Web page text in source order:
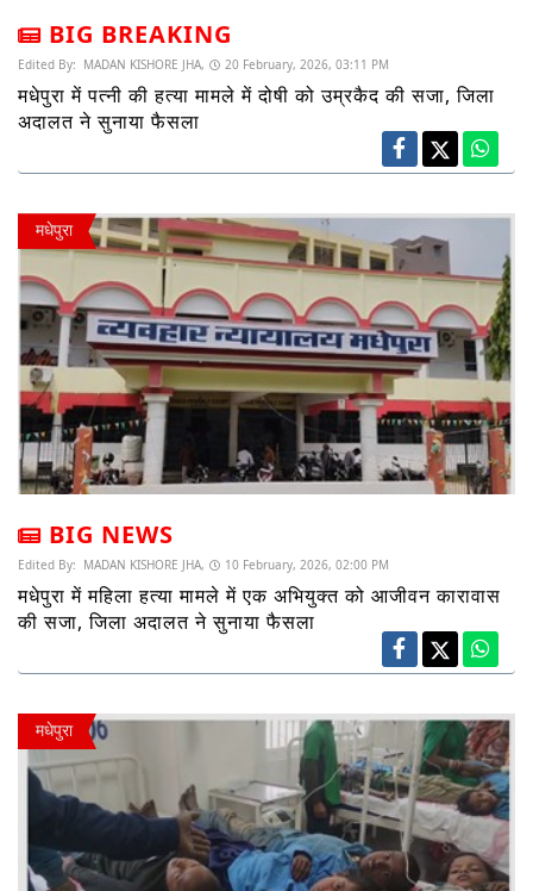
BIG BREAKING
Edited By: MADAN KISHORE JHA, 20 February, 2026, 03:11 PM
मधेपुरा में पत्नी की हत्या मामले में दोषी को उम्रकैद की सजा, जिला
अदालत ने सुनाया फैसला
मधेपुरा
BIG NEWS
Edited By: MADAN KISHORE JHA, 10 February, 2026, 02:00 PM
मधेपुरा में महिला हत्या मामले में एक अभियुक्त को आजीवन कारावास
की सजा, जिला अदालत ने सुनाया फैसला
मधेपुरा